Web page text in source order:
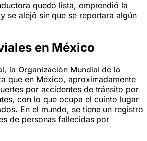
quedó lista, emprendió la
se alejó sin que se reportara algún
en México
la Organización Mundial de la
que en México, aproximadamente
por accidentes de tránsito por
con lo que ocupa el quinto lugar
En el mundo, se tiene un registro
de personas fallecidas por